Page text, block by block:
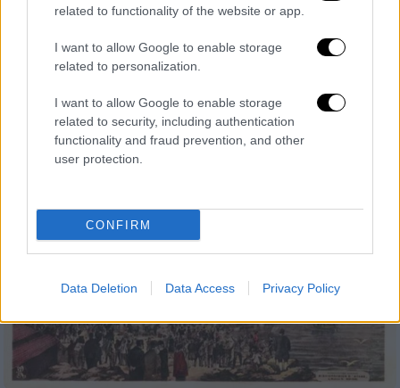
related to functionality of the website or app.
I want to allow Google to enable storage
related to personalization.
I want to allow Google to enable storage
related to security, including authentication
functionality and fraud prevention, and other
user protection.
CONFIRM
Data Deletion Data Access Privacy Policy
«Καλότυχοι οι νεκροί που λησμονάνε την
πίκρα της ζωής» έγραψε ο Μαβίλης και
καλότυχος ο ίδιος που δεν χάθηκε μέσα στη